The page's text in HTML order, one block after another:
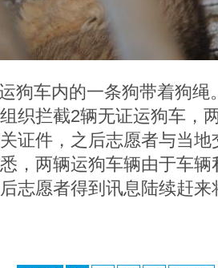
车内的一条狗带着狗绳
织拦截2辆无证运狗车，
证件，之后志愿者与当
，两辆运狗车辆由于车
志愿者得到讯息陆续赶